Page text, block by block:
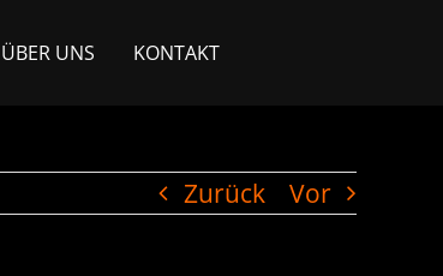
ÜBER UNS KONTAKT
Zurück Vor